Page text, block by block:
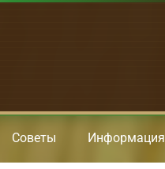
Советы Информация